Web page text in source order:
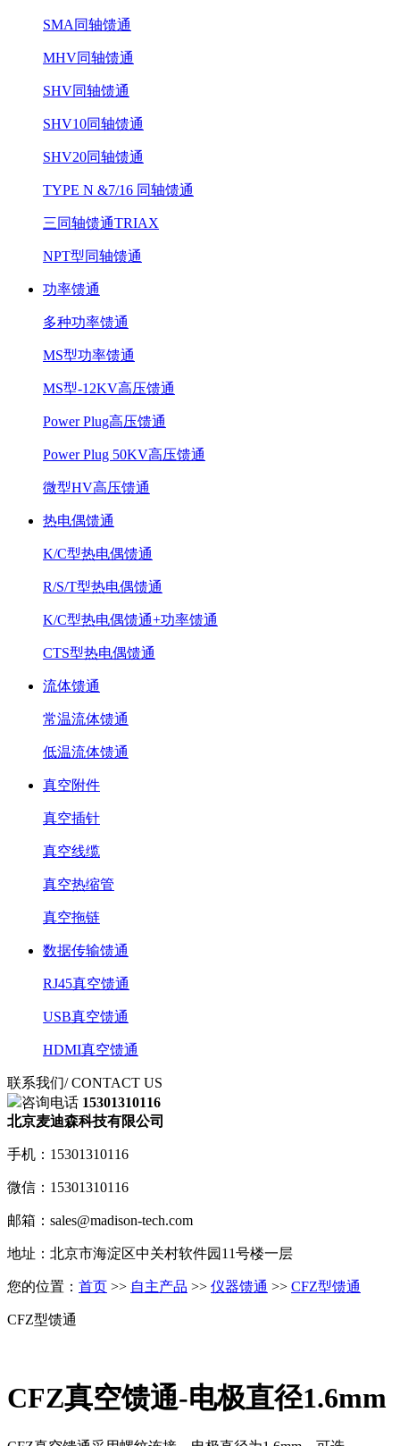
SMA同轴馈通
MHV同轴馈通
SHV同轴馈通
SHV10同轴馈通
SHV20同轴馈通
TYPE N &7/16 同轴馈通
三同轴馈通TRIAX
NPT型同轴馈通
功率馈通
多种功率馈通
MS型功率馈通
MS型-12KV高压馈通
Power Plug高压馈通
Power Plug 50KV高压馈通
微型HV高压馈通
热电偶馈通
K/C型热电偶馈通
R/S/T型热电偶馈通
K/C型热电偶馈通+功率馈通
CTS型热电偶馈通
流体馈通
常温流体馈通
低温流体馈通
真空附件
真空插针
真空线缆
真空热缩管
真空拖链
数据传输馈通
RJ45真空馈通
USB真空馈通
HDMI真空馈通
联系我们/ CONTACT US
咨询电话 15301310116
北京麦迪森科技有限公司
手机：15301310116
微信：15301310116
邮箱：sales@madison-tech.com
地址：北京市海淀区中关村软件园11号楼一层
您的位置： 首页 >> 自主产品 >> 仪器馈通 >> CFZ型馈通
CFZ型馈通
CFZ真空馈通-电极直径1.6mm